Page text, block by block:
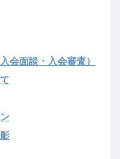
会面談・入会審査）